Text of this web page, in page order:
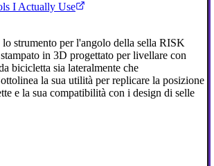
I Actually Use
lo strumento per l'angolo della sella RISK
in 3D progettato per livellare con
bicicletta sia lateralmente che
la sua utilità per replicare la posizione
e la sua compatibilità con i design di selle